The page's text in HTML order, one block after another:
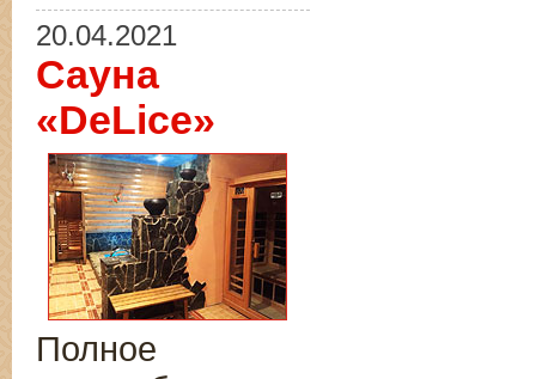
20.04.2021
Сауна
«DeLice»
Полное